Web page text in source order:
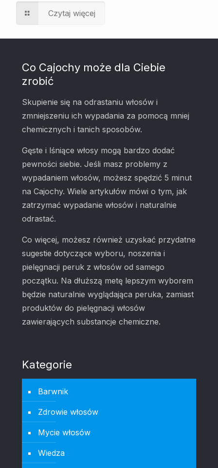
Czytaj więcej
Co Cajochy może dla Ciebie
zrobić
Skupienie się na odrastaniu włosów i
zmniejszeniu ich wypadania za pomocą mniej
chemicznych i tanich sposobów.
Gęste i lśniące włosy mogą bardzo dodać
pewności siebie. Jeśli masz problemy z
wypadaniem włosów, możesz spędzić 5 minut
na Cajochy. Wiele artykułów mówi o tym, jak
zatrzymać wypadanie włosów i naturalnie
odrastać.
Co więcej, możesz również uzyskać przydatne
sugestie dotyczące wyboru, noszenia i
pielęgnacji peruk z włosów od samego
początku. Na dłuższą metę lepszym wyborem
będzie naturalnie wyglądająca peruka, zamiast
produktów do pielęgnacji włosów
zawierających substancje chemiczne.
Kategorie
Barwnik
Zdrowie włosów
Mycie włosów
Wiedza